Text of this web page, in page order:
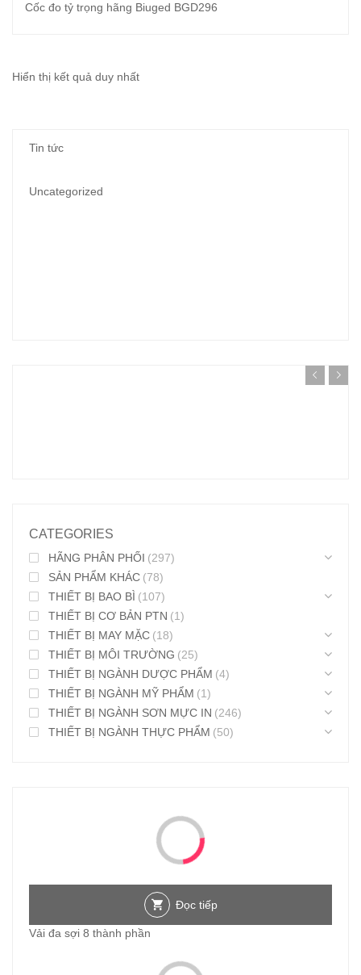
Cốc đo tỷ trọng hãng Biuged BGD296
Hiển thị kết quả duy nhất
Tin tức
Uncategorized
CATEGORIES
HÃNG PHÂN PHỐI (297)
SẢN PHẨM KHÁC (78)
THIẾT BỊ BAO BÌ (107)
THIẾT BỊ CƠ BẢN PTN (1)
THIẾT BỊ MAY MẶC (18)
THIẾT BỊ MÔI TRƯỜNG (25)
THIẾT BỊ NGÀNH DƯỢC PHẨM (4)
THIẾT BỊ NGÀNH MỸ PHẨM (1)
THIẾT BỊ NGÀNH SƠN MỰC IN (246)
THIẾT BỊ NGÀNH THỰC PHẨM (50)
Đọc tiếp
Vải đa sợi 8 thành phần